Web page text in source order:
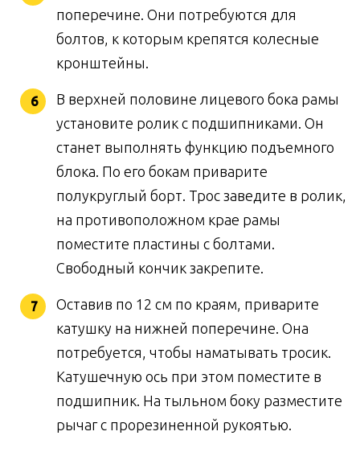
поперечине. Они потребуются для
болтов, к которым крепятся колесные
кронштейны.
В верхней половине лицевого бока рамы
установите ролик с подшипниками. Он
станет выполнять функцию подъемного
блока. По его бокам приварите
полукруглый борт. Трос заведите в ролик,
на противоположном крае рамы
поместите пластины с болтами.
Свободный кончик закрепите.
Оставив по 12 см по краям, приварите
катушку на нижней поперечине. Она
потребуется, чтобы наматывать тросик.
Катушечную ось при этом поместите в
подшипник. На тыльном боку разместите
рычаг с прорезиненной рукоятью.